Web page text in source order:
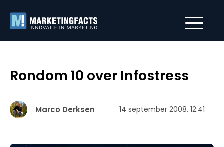
Rondom 10 over Infostress
Marco Derksen 14 september 2008, 12:41